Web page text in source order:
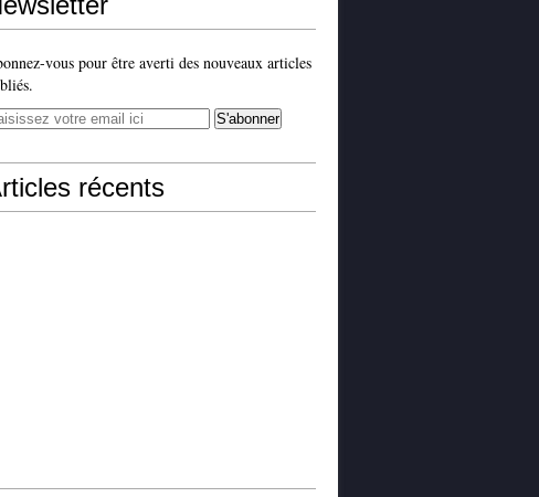
vous pour être averti des nouveaux articles
récents